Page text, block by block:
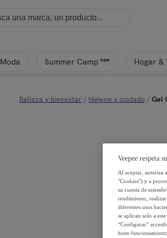
Moda Summer Camp new Hogar &
Belleza y bienestar / Higiene y cuidado / Gel
Veepee respeta
Al aceptar, autoriza
"Cookies") y a
su cuenta de
rendimiento,
diferentes usos
se aplican solo a
“Configurar”
buen